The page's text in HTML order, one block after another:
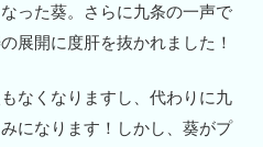
った葵。さらに九条の一声で
展開に度肝を抜かれました！
なくなりますし、代わりに九
になります！しかし、葵がプ